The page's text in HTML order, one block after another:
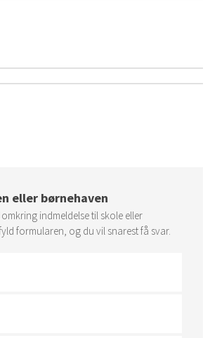
eller børnehaven
indmeldelse til skole eller
formularen, og du vil snarest få svar.